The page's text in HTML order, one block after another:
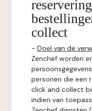
collect
- Doel van de
Zenchef worden
personen die een
click and collect
indien van